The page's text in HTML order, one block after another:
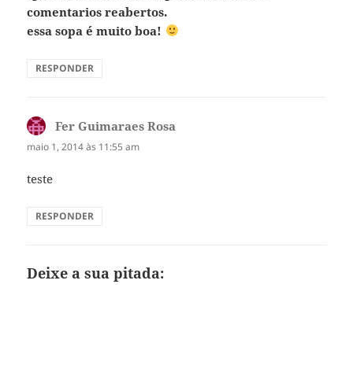
comentarios reabertos.
essa sopa é muito boa!
RESPONDER
Fer Guimaraes Rosa
maio 1, 2014 às 11:55 am
teste
RESPONDER
Deixe a sua pitada: